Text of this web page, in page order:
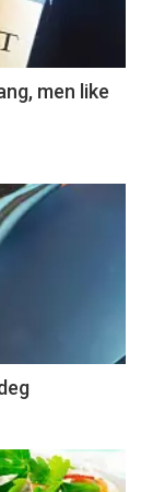
men like